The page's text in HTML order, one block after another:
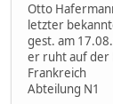
Otto
letzter
gest. am
er ruht auf der
Frankreich
Abteilung N1